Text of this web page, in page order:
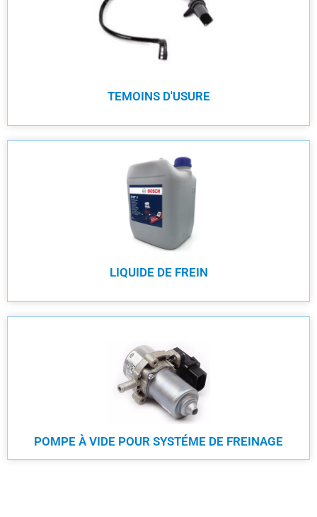
TEMOINS D'USURE
LIQUIDE DE FREIN
POMPE À VIDE POUR SYSTÉME DE FREINAGE